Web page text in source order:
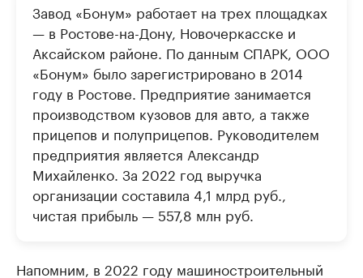
Завод «Бонум» работает на трех площадках
— в Ростове-на-Дону, Новочеркасске и
Аксайском районе. По данным СПАРК, ООО
«Бонум» было зарегистрировано в 2014
году в Ростове. Предприятие занимается
производством кузовов для авто, а также
прицепов и полуприцепов. Руководителем
предприятия является Александр
Михайленко. За 2022 год выручка
организации составила 4,1 млрд руб.,
чистая прибыль — 557,8 млн руб.
Напомним, в 2022 году машиностроительный